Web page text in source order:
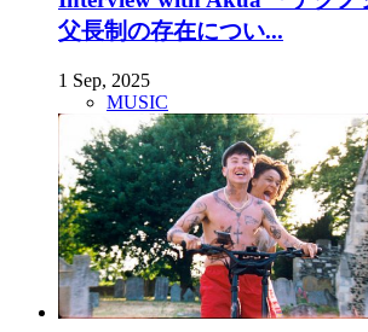
父長制の存在につい...
1 Sep, 2025
MUSIC